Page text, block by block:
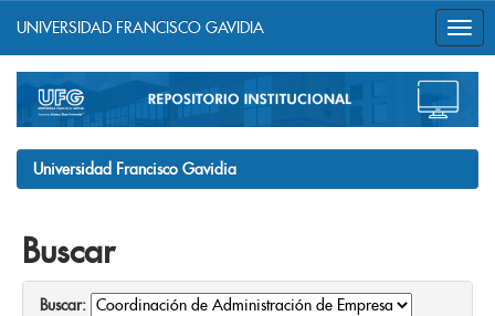
navigation
UNIVERSIDAD FRANCISCO GAVIDIA
Universidad Francisco Gavidia
Buscar
Buscar: